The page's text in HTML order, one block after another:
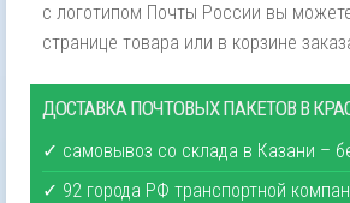
с логотипом Почты России вы
странице товара или в корзине
ДОСТАВКА ПОЧТОВЫХ ПАКЕТОВ В
✓ самовывоз со склада в Казани –
✓ 92 города РФ транспортной